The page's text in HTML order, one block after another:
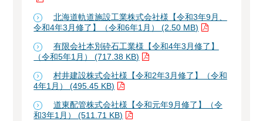
北海道軌道施設工業株式会社様【令和3年9月、
令和4年3月修了】（令和6年1月） (2.50 MB)
有限会社本別砕石工業様【令和4年3月修了】
（令和5年1月） (717.38 KB)
村井建設株式会社様【令和2年3月修了】（令和
4年1月） (495.45 KB)
道東配管株式会社様【令和元年9月修了】（令
和3年1月） (511.71 KB)